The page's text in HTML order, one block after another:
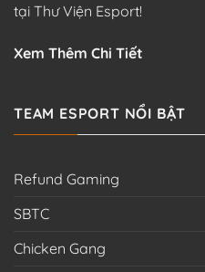
tại Thư Viện Esport!
Xem Thêm Chi Tiết
TEAM ESPORT NỔI BẬT
Refund Gaming
SBTC
Chicken Gang